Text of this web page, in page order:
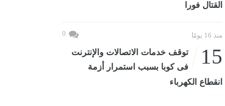
القتال فورا
منذ 16 يومًا 0
15
توقف خدمات الاتصالات والإنترنت
فى كوبا بسبب استمرار أزمة
انقطاع الكهرباء